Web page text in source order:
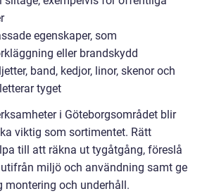
egenskaper, som
eller brandskydd
band, kedjor, linor, skenor och
tyget
i Göteborgsområdet blir
viktig som sortimentet. Rätt
till att räkna ut tygåtgång, föreslå
miljö och användning samt ge
montering och underhåll.